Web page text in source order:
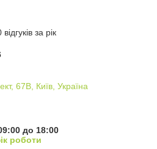
за рік
67В, Київ, Україна
до 18:00
роботи